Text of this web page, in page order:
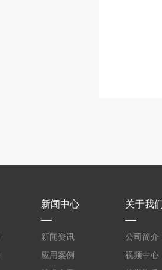
新闻中心
新闻资讯
应用案例
关于我
公司简介
视频中心